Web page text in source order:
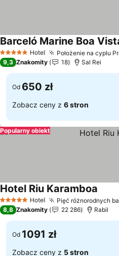
5 KategoriaHotel Położenie na cyplu
Barceló Marine Boa
9,3 Znakomity 18 Sal Rei
Od 650 zł
Zobacz ceny z 6 stron
Popularny obiekt
5 KategoriaHotel Pięć różnorodnych
Hotel Riu Karamboa
8,8 Znakomity 22 286 Rabil
Od 1091 zł
Zobacz ceny z 5 stron